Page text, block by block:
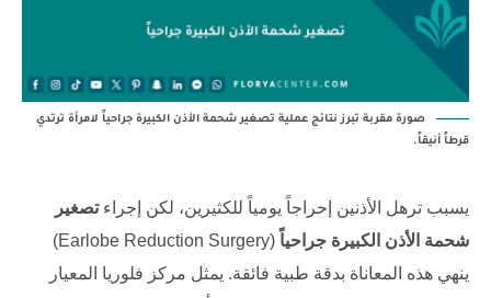
صورة مقربة تبرز نتائج عملية تصغير شحمة الأذن الكبيرة جراحياً لامرأة ترتدي
قرطاً أنيقاً.
يسبب ترهل الأذنين إحراجاً يومياً للكثيرين، لكن إجراءتصغير
شحمة الأذن الكبيرة جراحياً
(Earlobe Reduction Surgery)
ينهي هذه المعاناة بدقة طبية فائقة. يمثل مركز فلوريا المعيار